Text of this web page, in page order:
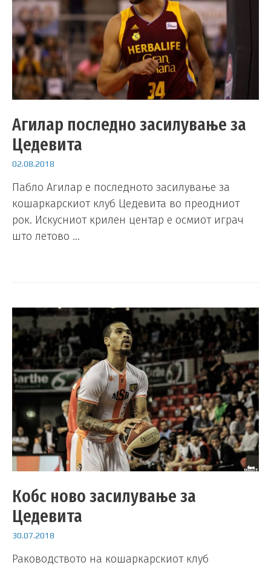
Агилар последно засилување за
Цедевита
02.08.2018
Пабло Агилар е последното засилување за
кошаркарскиот клуб Цедевита во преодниот
рок. Искусниот крилен центар е осмиот играч
што летово …
Кобс ново засилување за
Цедевита
30.07.2018
Раководството на кошаркарскиот клуб